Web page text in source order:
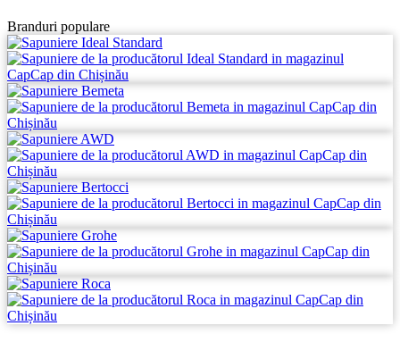
Branduri populare